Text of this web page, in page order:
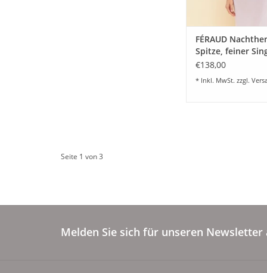
FÉRAUD
Spitze, feiner
Jersey 100%
€138,00
* Inkl. MwSt. zzgl.
Seite 1 von 3
Melden Sie sich für unseren Newsletter